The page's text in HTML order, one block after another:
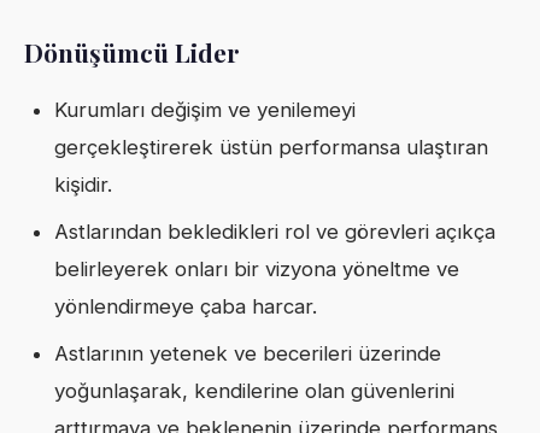
Dönüşümcü Lider
Kurumları değişim ve yenilemeyi
gerçekleştirerek üstün performansa ulaştıran
kişidir.
Astlarından bekledikleri rol ve görevleri açıkça
belirleyerek onları bir vizyona yöneltme ve
yönlendirmeye çaba harcar.
Astlarının yetenek ve becerileri üzerinde
yoğunlaşarak, kendilerine olan güvenlerini